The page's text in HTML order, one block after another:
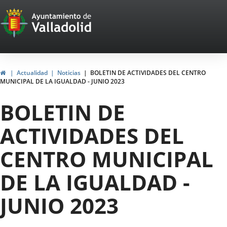
Portal
Web
del
Ayuntamiento
de
Valladolid
InicioActualidad Noticias
BOLETIN DE ACTIVIDADES DEL CENTRO
MUNICIPAL DE LA IGUALDAD - JUNIO 2023
BOLETIN DE
ACTIVIDADES DEL
CENTRO MUNICIPAL
DE LA IGUALDAD -
JUNIO 2023